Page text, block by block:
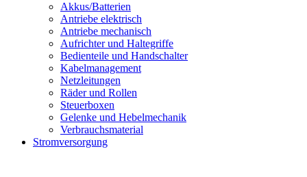
Akkus/Batterien
Antriebe elektrisch
Antriebe mechanisch
Aufrichter und Haltegriffe
Bedienteile und Handschalter
Kabelmanagement
Netzleitungen
Räder und Rollen
Steuerboxen
Gelenke und Hebelmechanik
Verbrauchsmaterial
Stromversorgung